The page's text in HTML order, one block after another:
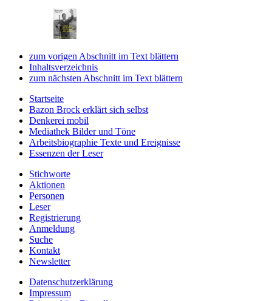
zum vorigen Abschnitt im Text blättern
Inhaltsverzeichnis
zum nächsten Abschnitt im Text blättern
Startseite
Bazon Brock erklärt sich selbst
Denkerei mobil
Mediathek Bilder und Töne
Arbeitsbiographie Texte und Ereignisse
Essenzen der Leser
Stichworte
Aktionen
Personen
Leser
Registrierung
Anmeldung
Suche
Kontakt
Newsletter
Datenschutzerklärung
Impressum